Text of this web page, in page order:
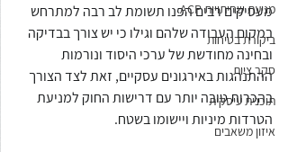
מניעת שחיתויות ACP
ביקורת בטיחות
סקר ציות
תוכנית עיסקית
איזון משאבים
מעסיקים רבים הפנו תשומת לב רבה למתרחש
במקום העבודה שלהם וגילו כי יש צורך בבדיקה
ובחינה מחודשת של ערכי היסוד ונורמות
ההתנהגות באירגונים עסקיים, זאת לצד הצורך
בהכרות טובה יותר עם דרישות החוק למניעת
הטרדות מיניות ויישומו בשטח.